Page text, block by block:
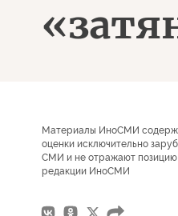
Материалы ИноСМИ
оценки исключительно
СМИ и не отражают позицию
редакции ИноСМИ